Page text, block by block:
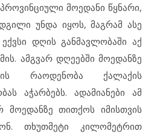
მოედანი წყნარი,
უნდა იყოს, მაგრამ ასე
დღის განმავლობაში აქ
ამგვარ დღეებში მოედანზე
რაოდენობა ქალაქის
აჭარბებს. ადამიანები ამ
მოედანზე თითქოს იმისთვის
თხუთმეტი კილომეტრით